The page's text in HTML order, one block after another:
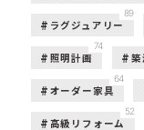
ラグジュアリー
89
照明計画
74
築
オーダー家具
64
高級リフォーム
52